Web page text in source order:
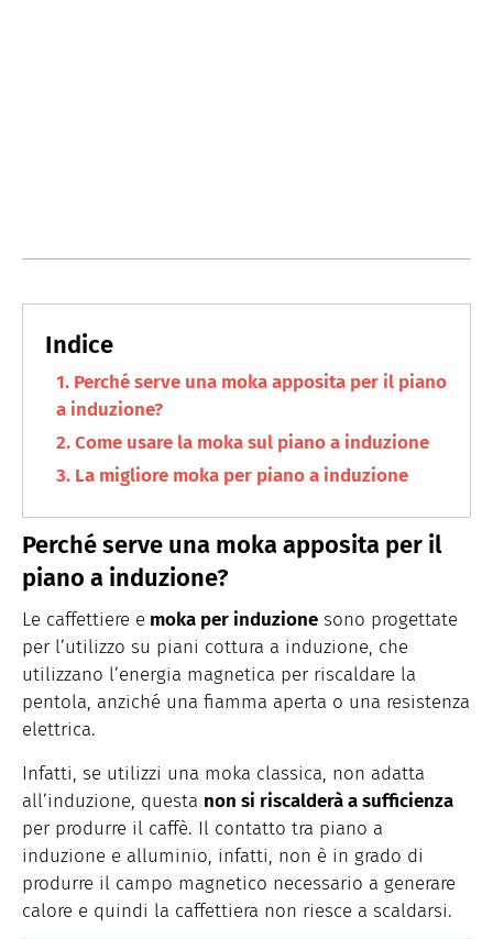
Perché serve una moka apposita per il piano
a induzione?
Come usare la moka sul piano a induzione
La migliore moka per piano a induzione
Perché serve una moka apposita per il
piano a induzione?
Le caffettiere e moka per induzione sono progettate
per l’utilizzo su piani cottura a induzione, che
utilizzano l’energia magnetica per riscaldare la
pentola, anziché una fiamma aperta o una resistenza
elettrica.
Infatti, se utilizzi una moka classica, non adatta
all’induzione, questa non si riscalderà a sufficienza
per produrre il caffè. Il contatto tra piano a
induzione e alluminio, infatti, non è in grado di
produrre il campo magnetico necessario a generare
calore e quindi la caffettiera non riesce a scaldarsi.